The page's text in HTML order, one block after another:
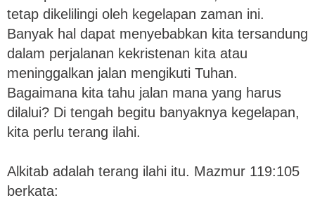
tetap dikelilingi oleh kegelapan zaman ini.
Banyak hal dapat menyebabkan kita tersandung
dalam perjalanan kekristenan kita atau
meninggalkan jalan mengikuti Tuhan.
Bagaimana kita tahu jalan mana yang harus
dilalui? Di tengah begitu banyaknya kegelapan,
kita perlu terang ilahi.
Alkitab adalah terang ilahi itu. Mazmur 119:105
berkata: